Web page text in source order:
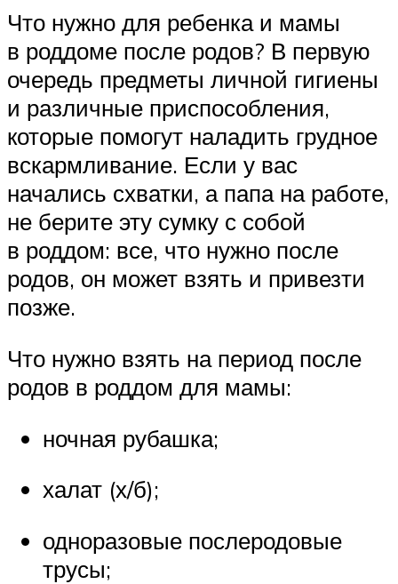
Что нужно для ребенка и мамы
в роддоме после родов? В первую
очередь предметы личной гигиены
и различные приспособления,
которые помогут наладить грудное
вскармливание. Если у вас
начались схватки, а папа на работе,
не берите эту сумку с собой
в роддом: все, что нужно после
родов, он может взять и привезти
позже.
Что нужно взять на период после
родов в роддом для мамы:
ночная рубашка;
халат (х/б);
одноразовые послеродовые
трусы;